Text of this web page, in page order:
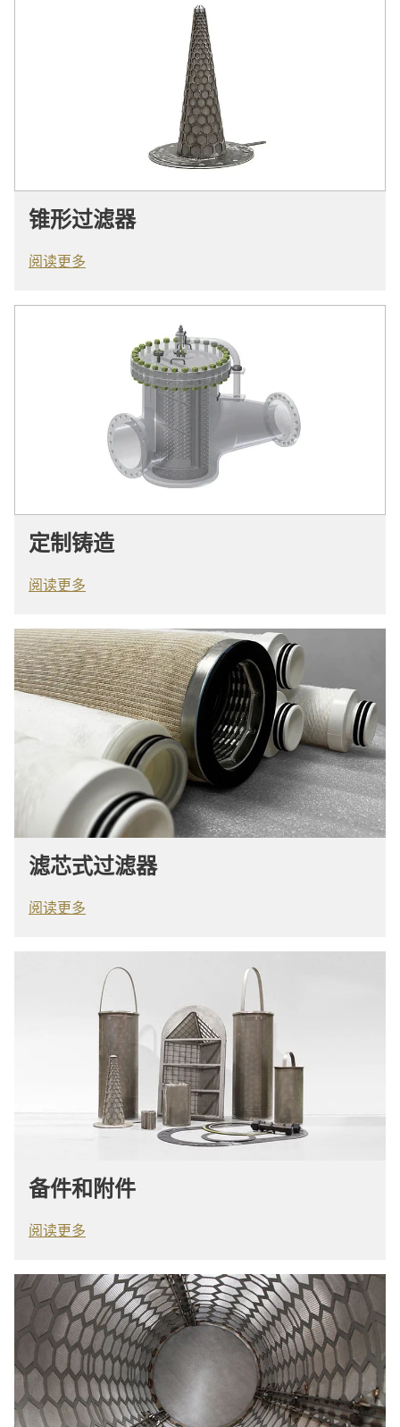
锥形过滤器
阅读更多
定制铸造
阅读更多
滤芯式过滤器
阅读更多
备件和附件
阅读更多